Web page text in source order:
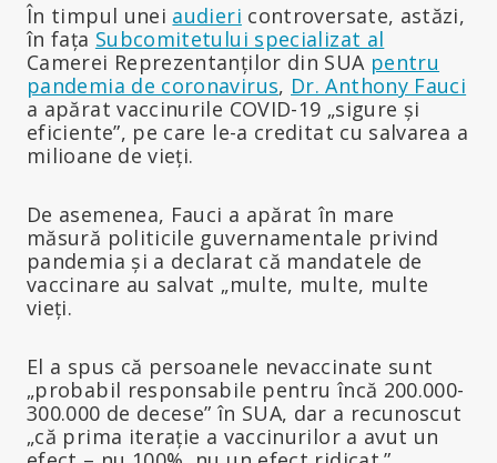
În timpul unei audieri controversate, astăzi,
în fața Subcomitetului specializat al
Camerei Reprezentanților din SUA pentru
pandemia de coronavirus, Dr. Anthony Fauci
a apărat vaccinurile COVID-19 „sigure și
eficiente”, pe care le-a creditat cu salvarea a
milioane de vieți.
De asemenea, Fauci a apărat în mare
măsură politicile guvernamentale privind
pandemia și a declarat că mandatele de
vaccinare au salvat „multe, multe, multe
vieți.
El a spus că persoanele nevaccinate sunt
„probabil responsabile pentru încă 200.000-
300.000 de decese” în SUA, dar a recunoscut
„că prima iterație a vaccinurilor a avut un